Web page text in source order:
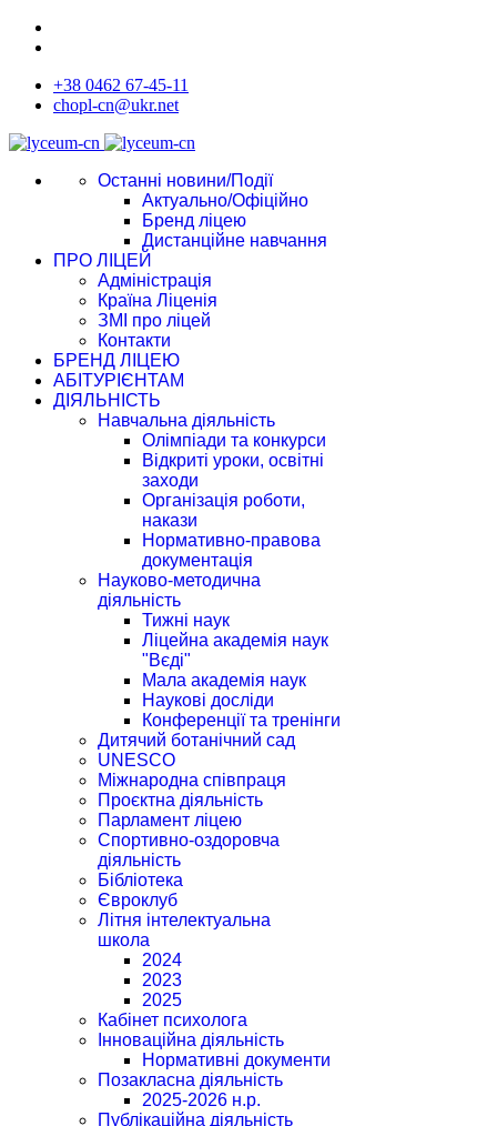
+38 0462 67-45-11
chopl-cn@ukr.net
Останні новини/Події
Актуально/Офіційно
Бренд ліцею
Дистанційне навчання
ПРО ЛІЦЕЙ
Адміністрація
Країна Ліценія
ЗМІ про ліцей
Контакти
БРЕНД ЛІЦЕЮ
АБІТУРІЄНТАМ
ДІЯЛЬНІСТЬ
Навчальна діяльність
Олімпіади та конкурси
Відкриті уроки, освітні
заходи
Організація роботи,
накази
Нормативно-правова
документація
Науково-методична
діяльність
Тижні наук
Ліцейна академія наук
"Вєді"
Мала академія наук
Наукові досліди
Конференції та тренінги
Дитячий ботанічний сад
UNESCO
Міжнародна співпраця
Проєктна діяльність
Парламент ліцею
Спортивно-оздоровча
діяльність
Бібліотека
Євроклуб
Літня інтелектуальна
школа
2024
2023
2025
Кабінет психолога
Інноваційна діяльність
Нормативні документи
Позакласна діяльність
2025-2026 н.р.
Публікаційна діяльність